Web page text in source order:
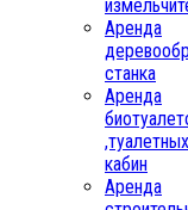
Аренда
станка
Аренда
,туалетных
кабин
Аренда